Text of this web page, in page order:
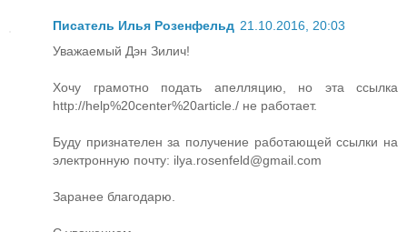
Писатель Илья Розенфельд 21.10.2016, 20:03
Уважаемый Дэн Зилич!
Хочу грамотно подать апелляцию, но эта ссылка
http://help%20center%20article./ не работает.
Буду признателен за получение работающей ссылки на
электронную почту: ilya.rosenfeld@gmail.com
Заранее благодарю.